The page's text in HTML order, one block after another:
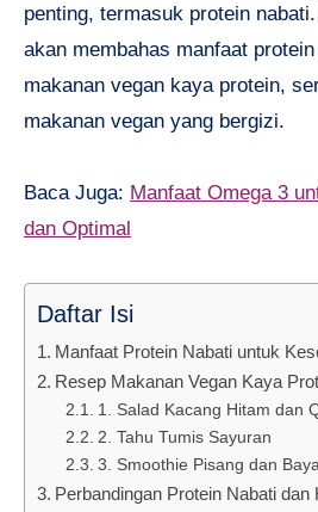
penting, termasuk protein
akan membahas manfaat
makanan vegan kaya protein,
makanan vegan yang bergizi.
Baca Juga: Manfaat Omega 3
dan Optimal
Daftar Isi
Manfaat Protein Nabati untuk
Resep Makanan Vegan Kaya
1. Salad Kacang Hitam dan
2. Tahu Tumis Sayuran
3. Smoothie Pisang dan
Perbandingan Protein Nabati dan